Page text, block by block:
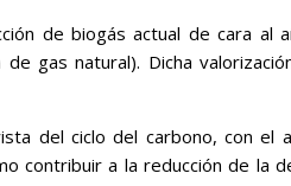
de biogás actual de cara
gas natural). Dicha
del ciclo del carbono, con
a la reducción de la